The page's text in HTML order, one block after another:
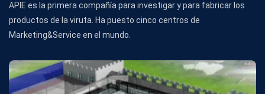
APIE es la primera compañía para investigar y para fabricar los
productos de la viruta. Ha puesto cinco centros de
Marketing&Service en el mundo.